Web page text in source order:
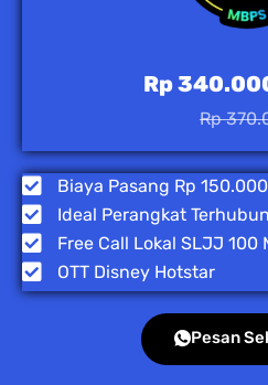
Rp
Rp
Biaya Pasang Rp 150.000
Ideal Perangkat
Free Call Lokal SLJJ 100
OTT Disney Hotstar
Pesan